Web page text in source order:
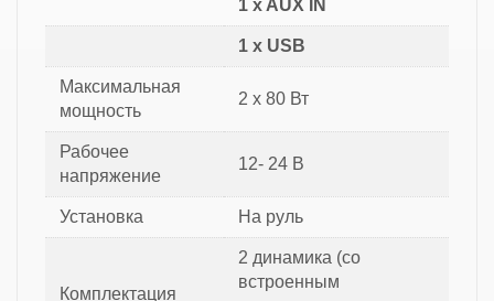
1 x AUX IN
1 x USB
Максимальная
мощность
2 x 80 Вт
Рабочее
напряжение
12- 24 В
Установка На руль
Комплектация
2 динамика (со
встроенным